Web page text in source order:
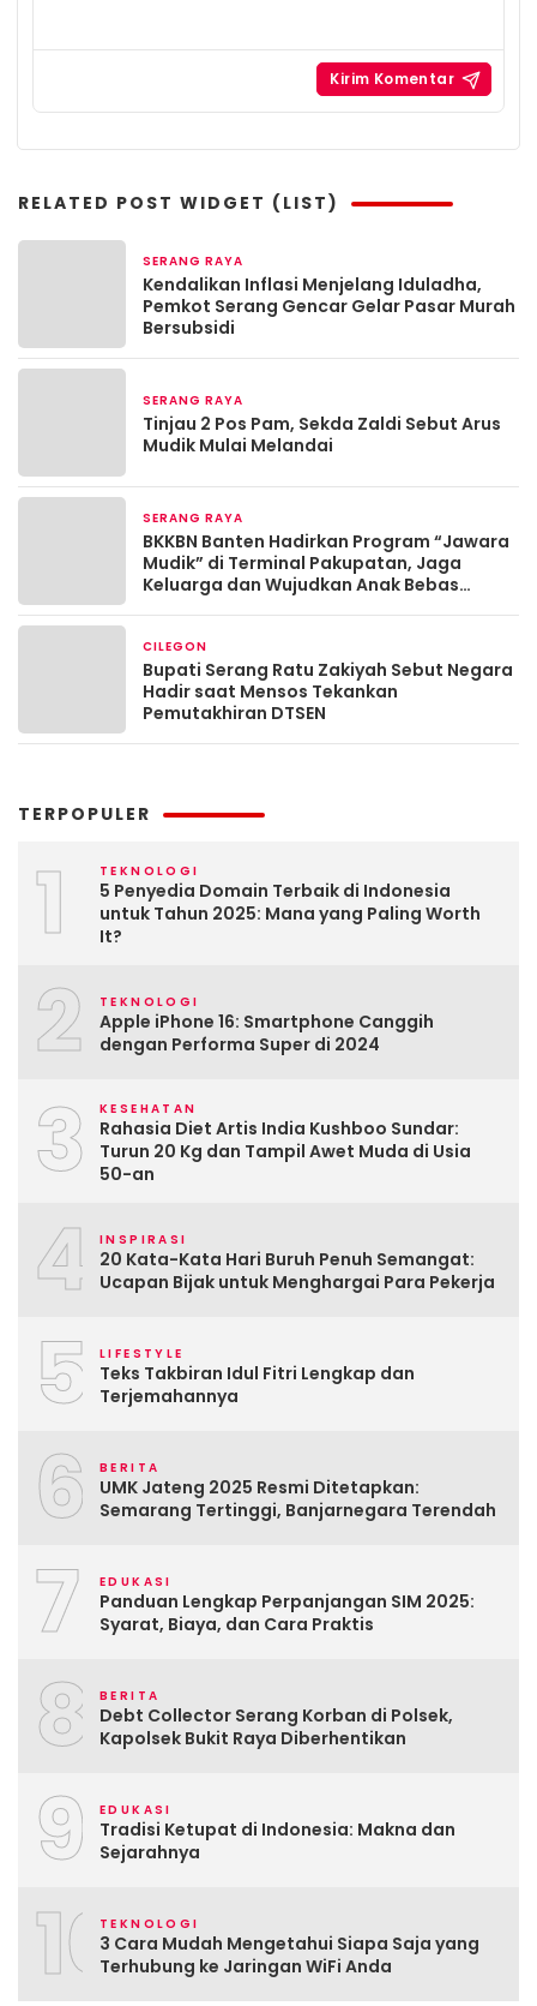
RELATED POST WIDGET (LIST)
SERANG RAYA
Kendalikan Inflasi Menjelang Iduladha,
Pemkot Serang Gencar Gelar Pasar Murah
Bersubsidi
SERANG RAYA
Tinjau 2 Pos Pam, Sekda Zaldi Sebut Arus
Mudik Mulai Melandai
SERANG RAYA
BKKBN Banten Hadirkan Program “Jawara
Mudik” di Terminal Pakupatan, Jaga
Keluarga dan Wujudkan Anak Bebas
CILEGON
Bupati Serang Ratu Zakiyah Sebut Negara
Hadir saat Mensos Tekankan
Pemutakhiran DTSEN
TERPOPULER
1 TEKNOLOGI
5 Penyedia Domain Terbaik di Indonesia
untuk Tahun 2025: Mana yang Paling Worth
It?
2 TEKNOLOGI
Apple iPhone 16: Smartphone Canggih
dengan Performa Super di 2024
3 KESEHATAN
Rahasia Diet Artis India Kushboo Sundar:
Turun 20 Kg dan Tampil Awet Muda di Usia
50-an
4 INSPIRASI
20 Kata-Kata Hari Buruh Penuh Semangat:
Ucapan Bijak untuk Menghargai Para Pekerja
5 LIFESTYLE
Teks Takbiran Idul Fitri Lengkap dan
Terjemahannya
6 BERITA
UMK Jateng 2025 Resmi Ditetapkan:
Semarang Tertinggi, Banjarnegara Terendah
7 EDUKASI
Panduan Lengkap Perpanjangan SIM 2025:
Syarat, Biaya, dan Cara Praktis
8 BERITA
Debt Collector Serang Korban di Polsek,
Kapolsek Bukit Raya Diberhentikan
9 EDUKASI
Tradisi Ketupat di Indonesia: Makna dan
Sejarahnya
10TEKNOLOGI
3 Cara Mudah Mengetahui Siapa Saja yang
Terhubung ke Jaringan WiFi Anda